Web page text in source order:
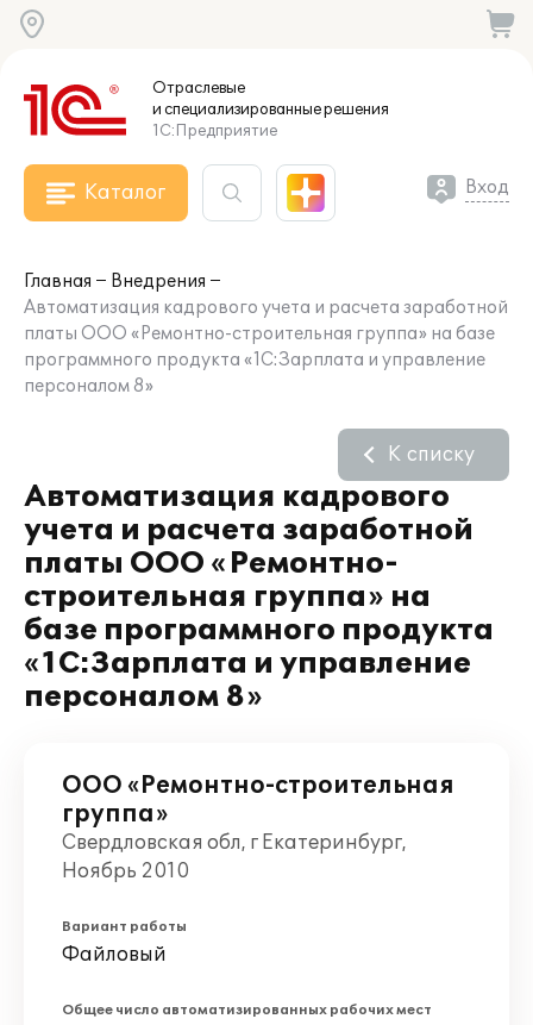
Отраслевые
и специализированныерешения
1С:Предприятие
Каталог Вход
Главная
Внедрения
Автоматизация кадрового учета и расчета заработной
платы ООО «Ремонтно-строительная группа» на базе
программного продукта «1С:Зарплата и управление
персоналом 8»
Автоматизация кадрового
учета и расчета заработной
платы ООО «Ремонтно-
строительная группа» на
базе программного продукта
«1С:Зарплата и управление
персоналом 8»
К списку
ООО «Ремонтно-строительная
группа»
Свердловская обл, г Екатеринбург,
Ноябрь 2010
Вариант работы
Файловый
Общее число автоматизированных рабочих мест